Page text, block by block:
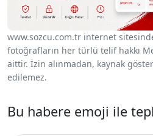
www.sozcu.com.tr internet
fotoğrafların her türlü telif hakkı
aittir. İzin alınmadan, kaynak
edilemez.
Bu habere emoji ile